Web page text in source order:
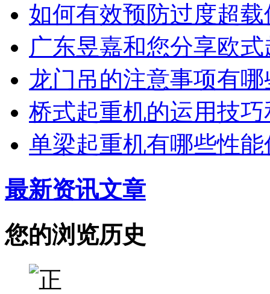
如何有效预防过度超
广东昱嘉和您分享欧
龙门吊的注意事项有哪
桥式起重机的运用技
单梁起重机有哪些性
最新资讯文章
您的浏览历史